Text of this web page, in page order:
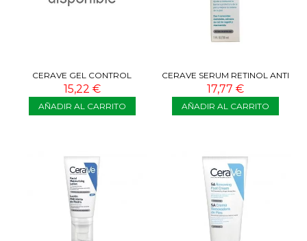
CERAVE GEL CONTROL
IMPERFECCIONES 40 ML
15,22 €
AÑADIR AL CARRITO
CERAVE SERUM RETINOL ANTI
MARCAS 30 ML
17,77 €
AÑADIR AL CARRITO